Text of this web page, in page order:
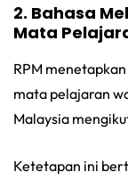
2. Bahasa
Mata
RPM
mata pelajaran
Malaysia
Ketetapan ini